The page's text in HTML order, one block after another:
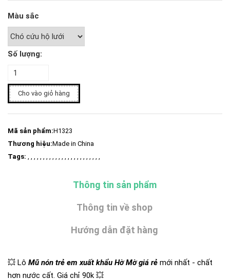
Màu sắc
Số lượng:
Cho vào giỏ hàng
Mã sản phẩm:H1323
Thương hiệu:Made in China
Tags: , , , , , , , , , , , , , , , , , , , , , , , ,
Thông tin sản phẩm
Thông tin về shop
Hướng dẫn đặt hàng
💥 Lô Mũ nón trẻ em xuất khẩu Hờ Mờ giá rẻ mới nhất - chất
hơn nước cất. Giá chỉ 90k 💥